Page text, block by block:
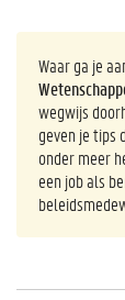
Waar ga je
wegwijs
geven je tips
onder meer
een job als